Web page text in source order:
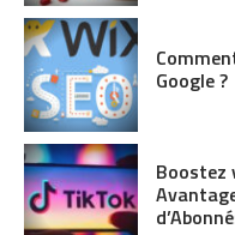
Google ?
Boostez